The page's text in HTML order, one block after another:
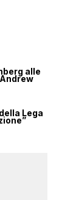
alle
Lega